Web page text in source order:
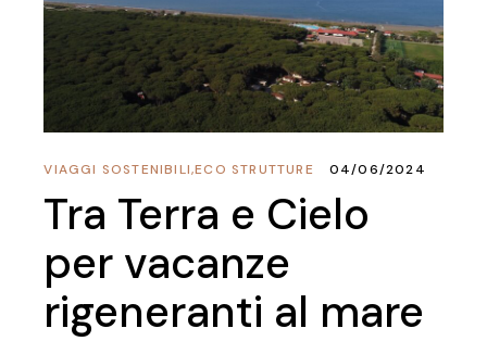
ECO STRUTTURE
,
VIAGGI SOSTENIBILI 04/06/2024
Tra Terra e Cielo
per vacanze
rigeneranti al mare